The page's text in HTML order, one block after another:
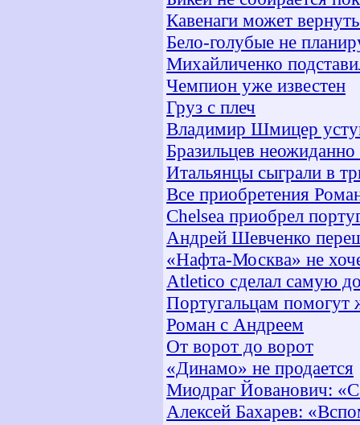
Кавенаги может
Бело-голубые не
Михайличенко
Чемпион уже известен
Груз с плеч
Владимир Шмицер
Бразильцев
Итальянцы сыграли в
Все приобретения
Chelsea приобрел
Андрей Шевченко
«Нафта-Москва» не
Atletico сделал самую
Португальцам помогут
Роман с Андреем
От ворот до ворот
«Динамо» не продается
Миодраг Йованович:
Алексей Бахарев: